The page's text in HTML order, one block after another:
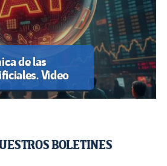
de las
Video
BOLETINES